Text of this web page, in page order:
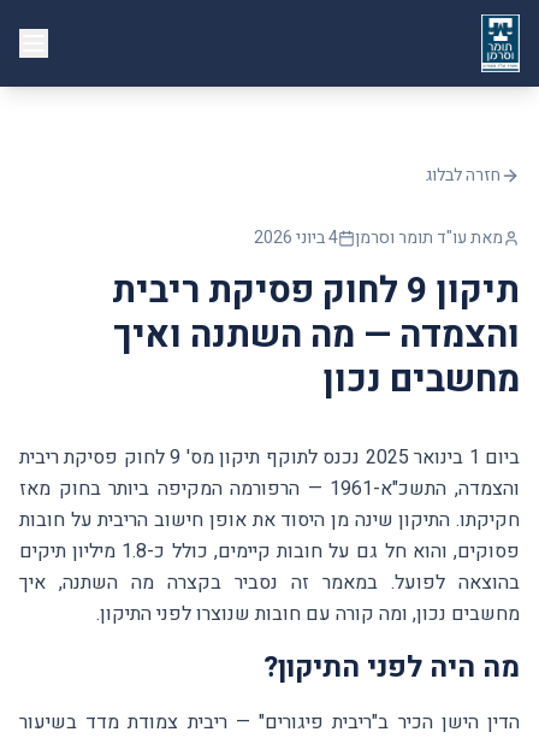
חזרה לבלוג
מאת עו"ד תומר וסרמן 4 ביוני 2026
תיקון 9 לחוק פסיקת ריבית
והצמדה — מה השתנה ואיך
מחשבים נכון
ביום 1 בינואר 2025 נכנס לתוקף תיקון מס' 9 לחוק פסיקת ריבית
והצמדה, התשכ"א-1961 — הרפורמה המקיפה ביותר בחוק מאז
חקיקתו. התיקון שינה מן היסוד את אופן חישוב הריבית על חובות
פסוקים, והוא חל גם על חובות קיימים, כולל כ-1.8 מיליון תיקים
בהוצאה לפועל. במאמר זה נסביר בקצרה מה השתנה, איך
מחשבים נכון, ומה קורה עם חובות שנוצרו לפני התיקון.
מה היה לפני התיקון?
הדין הישן הכיר ב"ריבית פיגורים" — ריבית צמודת מדד בשיעור